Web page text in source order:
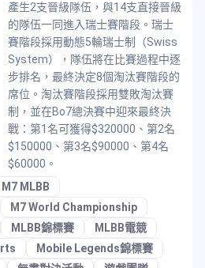
產生2支晉級隊伍，與14支直接晉級
的隊伍一同進入瑞士賽階段。瑞士
賽階段採用動態5輪瑞士制（Swiss
System），隊伍將在比賽過程中逐
步排名，最終決定8個淘汰賽階段的
席位。淘汰賽階段採用雙敗淘汰賽
制，並在Bo7總決賽中迎來最終決
戰：第1名可獲得$320000、第2名
$150000、第3名$90000、第4名
$60000。
M7 MLBB
M7 World Championship
MLBB錦標賽
MLBB電競
Mobile Legends錦標賽